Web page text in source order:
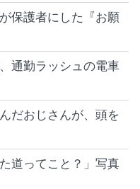
保護者にした『お願
通勤ラッシュの電車
だおじさんが、頭を
道ってこと？」写真